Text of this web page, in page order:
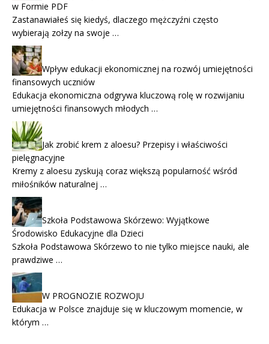
w Formie PDF
Zastanawiałeś się kiedyś, dlaczego mężczyźni często
wybierają zołzy na swoje …
Wpływ edukacji ekonomicznej na rozwój umiejętności
finansowych uczniów
Edukacja ekonomiczna odgrywa kluczową rolę w rozwijaniu
umiejętności finansowych młodych …
Jak zrobić krem z aloesu? Przepisy i właściwości
pielęgnacyjne
Kremy z aloesu zyskują coraz większą popularność wśród
miłośników naturalnej …
Szkoła Podstawowa Skórzewo: Wyjątkowe
Środowisko Edukacyjne dla Dzieci
Szkoła Podstawowa Skórzewo to nie tylko miejsce nauki, ale
prawdziwe …
W PROGNOZIE ROZWOJU
Edukacja w Polsce znajduje się w kluczowym momencie, w
którym …